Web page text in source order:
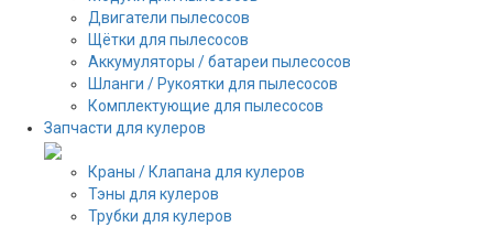
Двигатели пылесосов
Щётки для пылесосов
Аккумуляторы / батареи пылесосов
Шланги / Рукоятки для пылесосов
Комплектующие для пылесосов
Запчасти для кулеров
Краны / Клапана для кулеров
Тэны для кулеров
Трубки для кулеров